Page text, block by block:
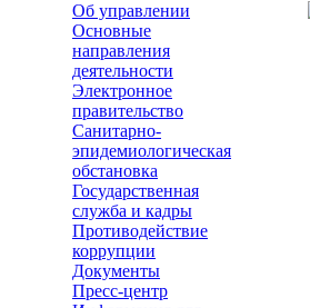
Об управлении
Основные
направления
деятельности
Электронное
правительство
Санитарно-
эпидемиологическая
обстановка
Государственная
служба и кадры
Противодействие
коррупции
Документы
Пресс-центр